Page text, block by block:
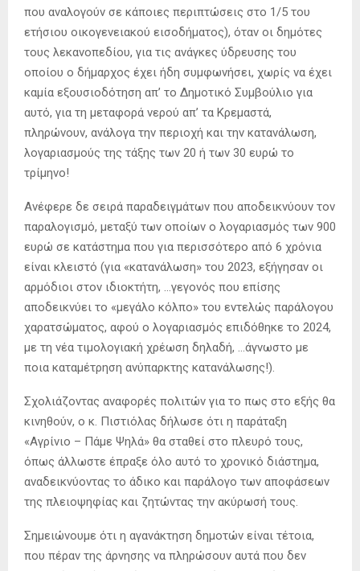
που αναλογούν σε κάποιες περιπτώσεις στο 1/5 του
ετήσιου οικογενειακού εισοδήματος), όταν οι δημότες
τους λεκανοπεδίου, για τις ανάγκες ύδρευσης του
οποίου ο δήμαρχος έχει ήδη συμφωνήσει, χωρίς να έχει
καμία εξουσιοδότηση απ’ το Δημοτικό Συμβούλιο για
αυτό, για τη μεταφορά νερού απ’ τα Κρεμαστά,
πληρώνουν, ανάλογα την περιοχή και την κατανάλωση,
λογαριασμούς της τάξης των 20 ή των 30 ευρώ το
τρίμηνο!
Ανέφερε δε σειρά παραδειγμάτων που αποδεικνύουν τον
παραλογισμό, μεταξύ των οποίων ο λογαριασμός των 900
ευρώ σε κατάστημα που για περισσότερο από 6 χρόνια
είναι κλειστό (για «κατανάλωση» του 2023, εξήγησαν οι
αρμόδιοι στον ιδιοκτήτη, …γεγονός που επίσης
αποδεικνύει το «μεγάλο κόλπο» του εντελώς παράλογου
χαρατσώματος, αφού ο λογαριασμός επιδόθηκε το 2024,
με τη νέα τιμολογιακή χρέωση δηλαδή, …άγνωστο με
ποια καταμέτρηση ανύπαρκτης κατανάλωσης!).
Σχολιάζοντας αναφορές πολιτών για το πως στο εξής θα
κινηθούν, ο κ. Πιστιόλας δήλωσε ότι η παράταξη
«Αγρίνιο – Πάμε Ψηλά» θα σταθεί στο πλευρό τους,
όπως άλλωστε έπραξε όλο αυτό το χρονικό διάστημα,
αναδεικνύοντας το άδικο και παράλογο των αποφάσεων
της πλειοψηφίας και ζητώντας την ακύρωσή τους.
Σημειώνουμε ότι η αγανάκτηση δημοτών είναι τέτοια,
που πέραν της άρνησης να πληρώσουν αυτά που δεν